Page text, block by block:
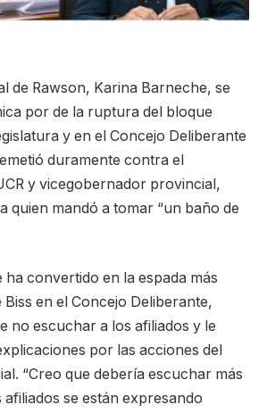
de Rawson, Karina Barneche, se
por de la ruptura del bloque
y en el Concejo Deliberante
duramente contra el
y vicegobernador provincial,
quien mandó a tomar “un baño de
ha convertido en la espada más
Biss en el Concejo Deliberante,
no escuchar a los afiliados y le
por las acciones del
“Creo que debería escuchar más
afiliados se están expresando